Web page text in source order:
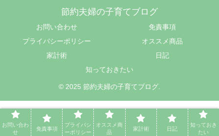
節約夫婦の子育てブログ
お問い合わせ
免責事項
プライバシーポリシー
オススメ商品
家計術
日記
知っておきたい
© 2025 節約夫婦の子育てブログ.
お問い合わ
せ
免責事項
プライバシ
ーポリシー
オススメ商
品
家計術 日記
知っておき
たい